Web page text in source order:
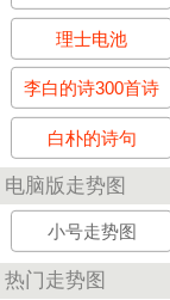
理士电池
李白的诗300首诗
白朴的诗句
电脑版走势图
小号走势图
热门走势图